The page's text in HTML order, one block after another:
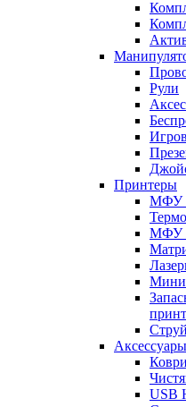
Рули
Принтеры
МФУ
МФУ
Аксессуары
USB